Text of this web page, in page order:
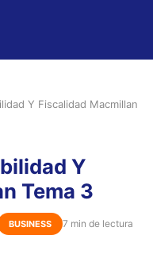
Y Fiscalidad Macmillan
Y
Tema 3
BUSINESS 7 min de lectura